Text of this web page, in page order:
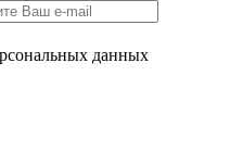
данных